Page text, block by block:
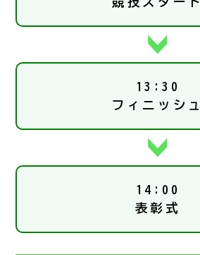
13:30
フィニッシュ
14:00
表彰式